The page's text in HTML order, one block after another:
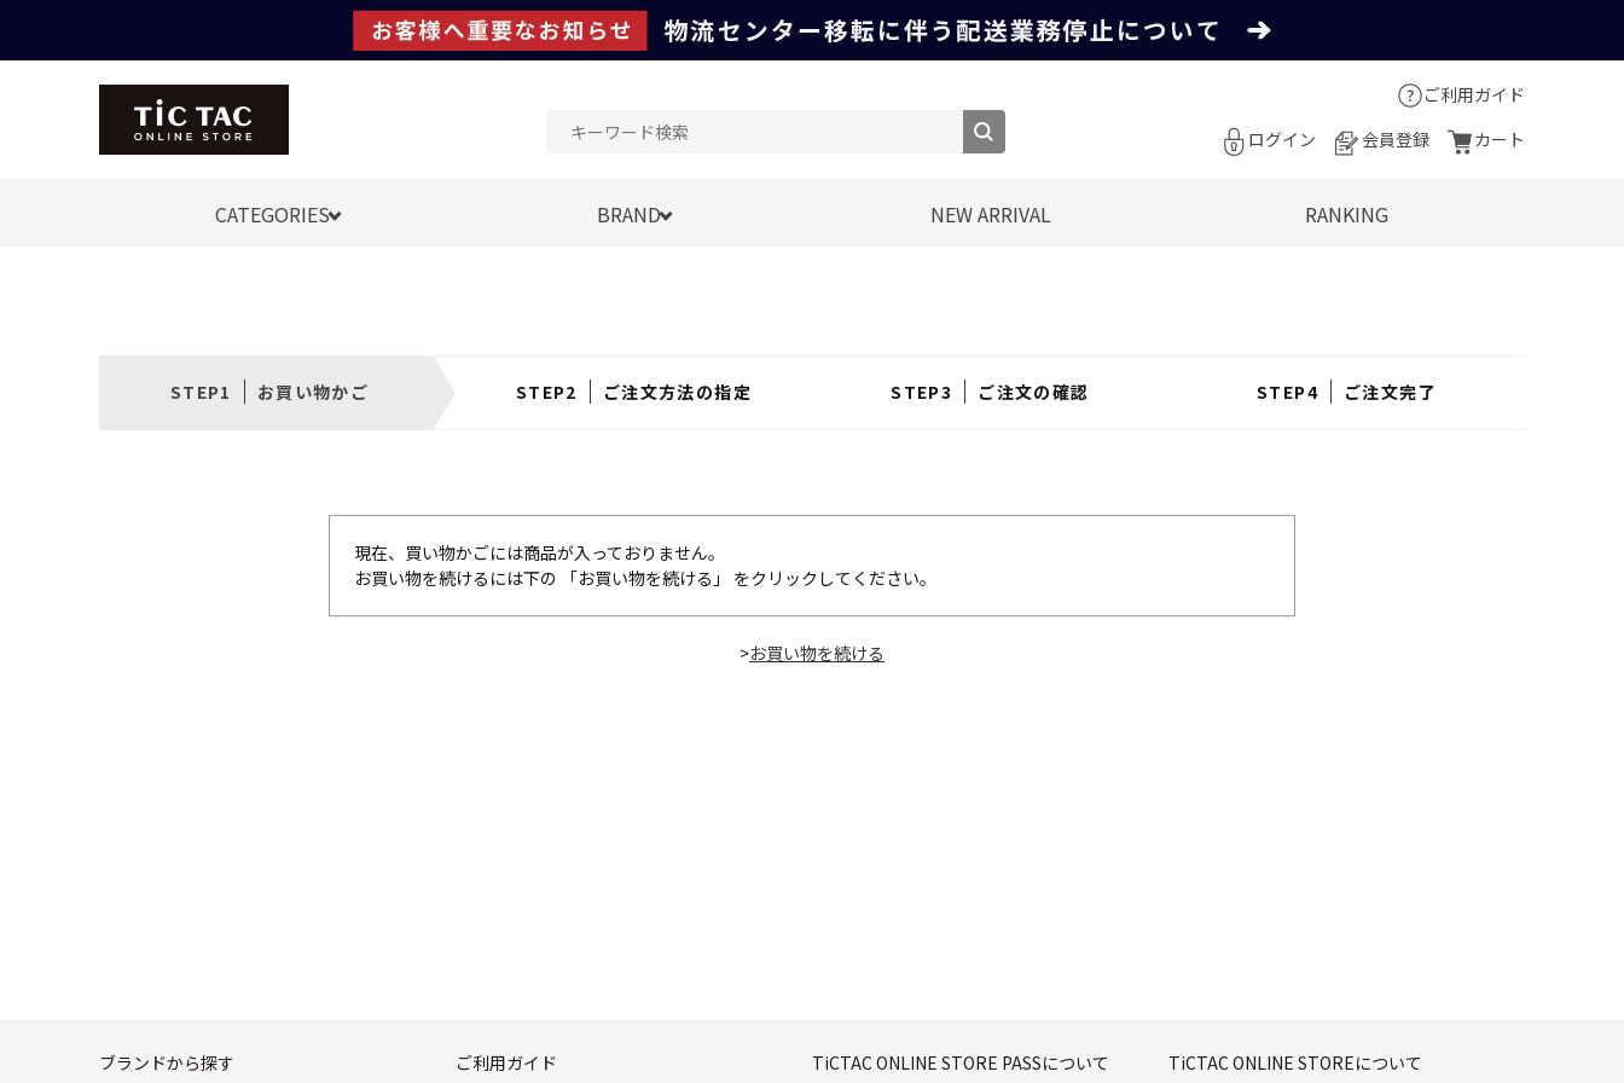
ご利用ガイド
ログイン
会員登録 カート
CATEGORIES BRAND NEW ARRIVAL RANKING
お買い物かご ご注文方法の指定 ご注文の確認 ご注文完了
現在、買い物かごには商品が入っておりません。
お買い物を続けるには下の 「お買い物を続ける」 をクリックしてください。
>
ブランドから探す ご利用ガイド TiCTAC ONLINE STORE PASSについて TiCTAC ONLINE STOREについて